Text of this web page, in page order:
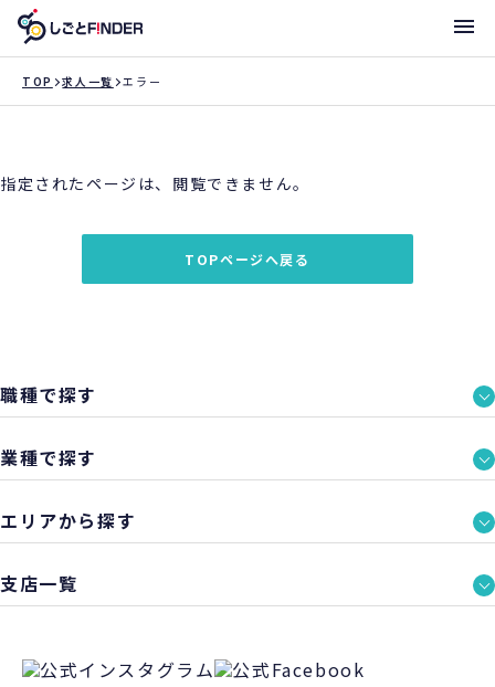
メニ
トライアローへ登録
支店一覧
TOP 求人一覧 エラー
指定されたページは、閲覧できません。
TOPページへ戻る
職種で探す
業種で探す
エリアから探す
支店一覧